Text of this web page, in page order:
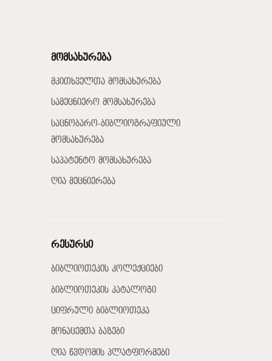
მომსახურება
მკითხველთა მომსახურება
სამეცნიერო მომსახურება
საცნობარო-ბიბლიოგრაფიული
მომსახურება
საპატენტო მომსახურება
ღია მეცნიერება
რესურსი
ბიბლიოთეკის კოლექციები
ბიბლიოთეკის კატალოგი
ციფრული ბიბლიოთეკა
მონაცემთა ბაზები
ღია წვდომის პლატფორმები